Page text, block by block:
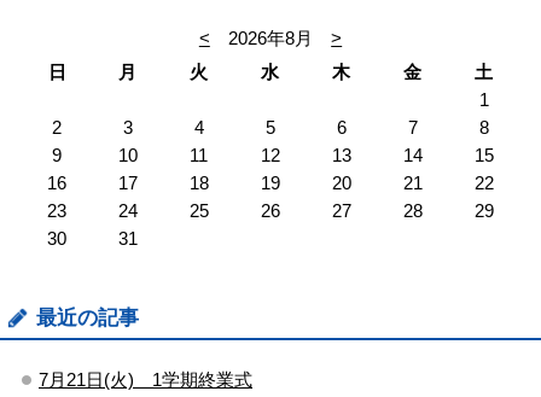
< 2026年8月
>
日
月 火 水 木 金
土
1
2
3 4 5 6 7
8
9
10 11 12 13 14
15
16
17 18 19 20 21
22
23
24 25 26 27 28
29
30
31
最近の記事
7月21日(火) 1学期終業式